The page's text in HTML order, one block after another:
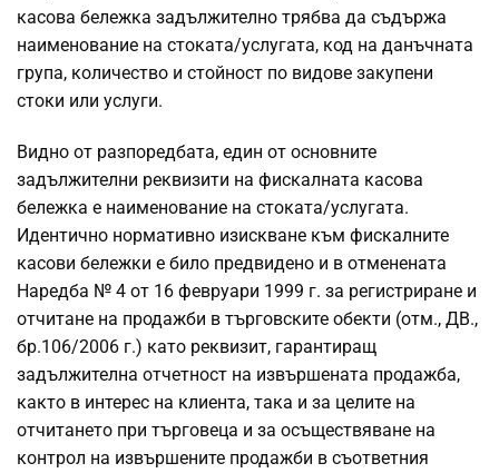
касова бележка задължително трябва да съдържа
наименование на стоката/услугата, код на данъчната
група, количество и стойност по видове закупени
стоки или услуги.
Видно от разпоредбата, един от основните
задължителни реквизити на фискалната касова
бележка е наименование на стоката/услугата.
Идентично нормативно изискване към фискалните
касови бележки е било предвидено и в отменената
Наредба № 4 от 16 февруари 1999 г. за регистриране и
отчитане на продажби в търговските обекти (отм., ДВ.,
бр.106/2006 г.) като реквизит, гарантиращ
задължителна отчетност на извършената продажба,
както в интерес на клиента, така и за целите на
отчитането при търговеца и за осъществяване на
контрол на извършените продажби в съответния